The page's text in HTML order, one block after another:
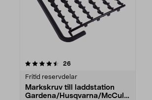
26recensioner
Fritid reservdelar
Markskruv till laddstation
Gardena/Husqvarna/McCullo